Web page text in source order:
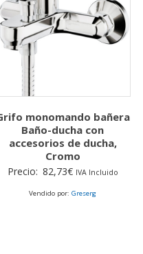
monomando bañera
Baño-ducha con
accesorios de ducha,
Cromo
Precio: 82,73€ IVA Incluido
Vendido por:Greserg